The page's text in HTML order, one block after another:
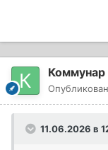
Коммунар
11.06.2026 в